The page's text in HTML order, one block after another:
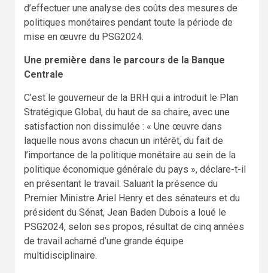
d’effectuer une analyse des coûts des mesures de
politiques monétaires pendant toute la période de
mise en œuvre du PSG2024.
Une première dans le parcours de la Banque
Centrale
C’est le gouverneur de la BRH qui a introduit le Plan
Stratégique Global, du haut de sa chaire, avec une
satisfaction non dissimulée : « Une œuvre dans
laquelle nous avons chacun un intérêt, du fait de
l’importance de la politique monétaire au sein de la
politique économique générale du pays », déclare-t-il
en présentant le travail. Saluant la présence du
Premier Ministre Ariel Henry et des sénateurs et du
président du Sénat, Jean Baden Dubois a loué le
PSG2024, selon ses propos, résultat de cinq années
de travail acharné d’une grande équipe
multidisciplinaire.